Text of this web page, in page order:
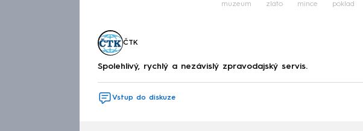
muzeum zlato mince poklad
ČTK
Spolehlivý, rychlý a nezávislý zpravodajský servis.
Vstup do diskuze